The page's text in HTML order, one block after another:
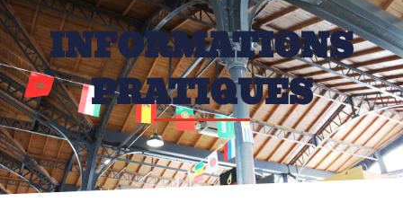
INFORMATIONS
PRATIQUES